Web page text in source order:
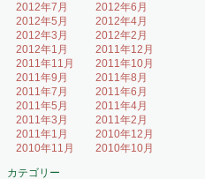
2012年7月
2012年6月
2012年5月
2012年4月
2012年3月
2012年2月
2012年1月
2011年12月
2011年11月
2011年10月
2011年9月
2011年8月
2011年7月
2011年6月
2011年5月
2011年4月
2011年3月
2011年2月
2011年1月
2010年12月
2010年11月
2010年10月
カテゴリー